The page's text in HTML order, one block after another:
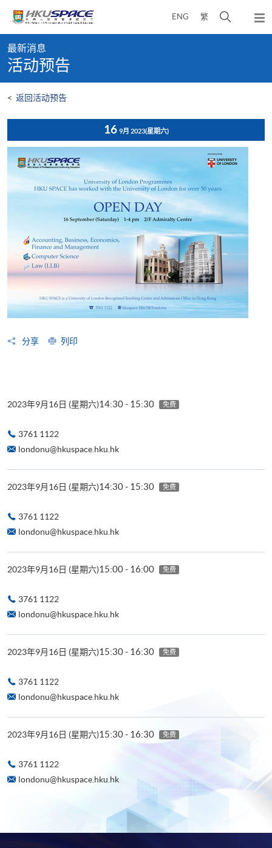
content
ENG 繁
开
弹
出
content
start
最新消息
活动预告
< 返回活动预告
16 9月 2023(星期六)
分享 列印
2023年9月16日 (星期六)14:30 - 15:30 免费
3761 1122
londonu@hkuspace.hku.hk
2023年9月16日 (星期六)14:30 - 15:30 免费
3761 1122
londonu@hkuspace.hku.hk
2023年9月16日 (星期六)15:00 - 16:00 免费
3761 1122
londonu@hkuspace.hku.hk
2023年9月16日 (星期六)15:30 - 16:30 免费
3761 1122
londonu@hkuspace.hku.hk
2023年9月16日 (星期六)15:30 - 16:30 免费
3761 1122
londonu@hkuspace.hku.hk